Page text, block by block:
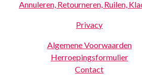
Annuleren, Retourneren, Ruilen,
Privacy
Algemene Voorwaarden
Herroepingsformulier
Contact